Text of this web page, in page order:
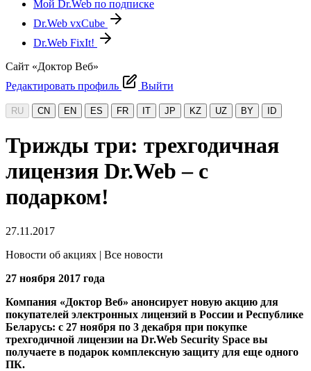
Мой Dr.Web по подписке
Dr.Web vxCube
Dr.Web FixIt!
Сайт «Доктор Веб»
Редактировать профиль
Выйти
RU CN EN ES FR IT JP KZ UZ BY ID
Трижды три: трехгодичная
лицензия Dr.Web – c
подарком!
27.11.2017
Новости об акциях | Все новости
27 ноября 2017 года
Компания «Доктор Веб» анонсирует новую акцию для
покупателей электронных лицензий в России и Республике
Беларусь: с 27 ноября по 3 декабря при покупке
трехгодичной лицензии на Dr.Web Security Space вы
получаете в подарок комплексную защиту для еще одного
ПК.